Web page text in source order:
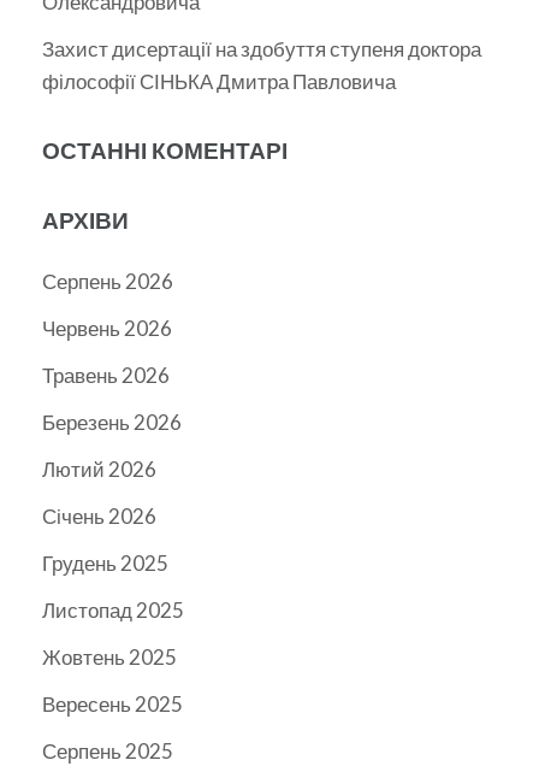
Захист дисертації на здобуття ступеня доктора
філософії СІНЬКА Дмитра Павловича
ОСТАННІ КОМЕНТАРІ
АРХІВИ
Серпень 2026
Червень 2026
Травень 2026
Березень 2026
Лютий 2026
Січень 2026
Грудень 2025
Листопад 2025
Жовтень 2025
Вересень 2025
Серпень 2025